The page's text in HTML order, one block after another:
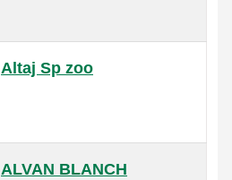
Altaj Sp zoo
ALVAN BLANCH